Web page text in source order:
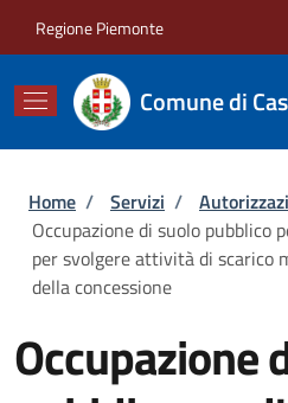
Regione Piemonte
Comune di
Briciole di pane
Home / Servizi /
Occupazione di suolo pubblico
per svolgere attività di scarico
della concessione
Occupazione